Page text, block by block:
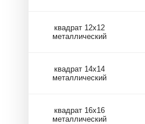
квадрат 12х12
металлический
квадрат 14х14
металлический
квадрат 16х16
металлический